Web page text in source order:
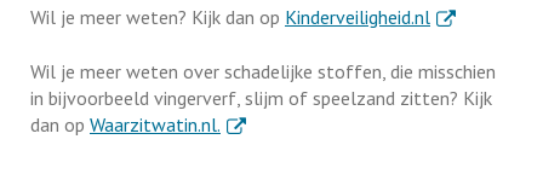
Wil je meer weten? Kijk dan op Kinderveiligheid.nl. Externe link
Wil je meer weten over schadelijke stoffen, die misschien
in bijvoorbeeld vingerverf, slijm of speelzand zitten? Kijk
dan op Waarzitwatin.nl. . Externe link